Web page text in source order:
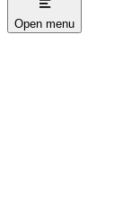
Open menu